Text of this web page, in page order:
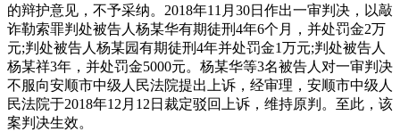
的辩护意见，不予采纳。2018年11月30日作出一审判决，以敲
诈勒索罪判处被告人杨某华有期徒刑4年6个月，并处罚金2万
元;判处被告人杨某园有期徒刑4年并处罚金1万元;判处被告人
杨某祥3年，并处罚金5000元。杨某华等3名被告人对一审判决
不服向安顺市中级人民法院提出上诉，经审理，安顺市中级人
民法院于2018年12月12日裁定驳回上诉，维持原判。至此，该
案判决生效。